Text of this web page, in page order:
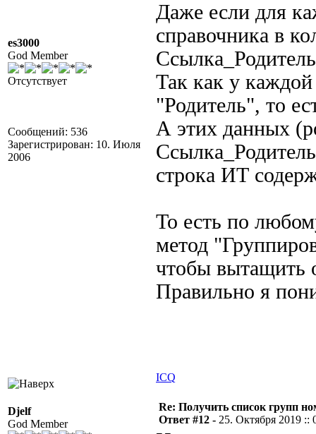
es3000
God Member
Отсутствует
Сообщений: 536
Зарегистрирован: 10. Июля
2006
Даже если для
справочника в
Так как у
"Родитель", то
А этих данных
строка ИТ
То есть по
метод
чтобы вытащить
Правильно я
ICQ
Djelf
God Member
Re: Получить список групп
Ответ #12 - 25. Октября 2019 ::